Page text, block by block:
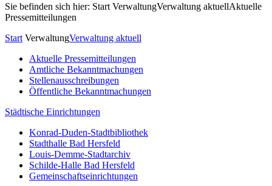
Sie befinden sich hier: Start VerwaltungVerwaltung aktuellAktuelle
Pressemitteilungen
Start VerwaltungVerwaltung aktuell
Aktuelle Pressemitteilungen
Amtliche Bekanntmachungen
Stellenausschreibungen
Öffentliche Bekanntmachungen
Städtische Einrichtungen
Konrad-Duden-Stadtbibliothek
Stadthalle Bad Hersfeld
Louis-Demme-Stadtarchiv
Schilde-Halle Bad Hersfeld
Gemeinschaftseinrichtungen